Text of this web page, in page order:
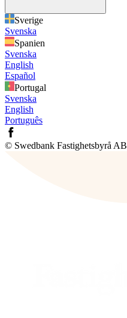
Sverige
Svenska
Spanien
Svenska
English
Español
Portugal
Svenska
English
Português
© Swedbank Fastighetsbyrå AB